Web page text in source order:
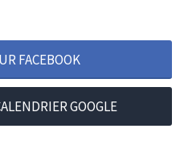
FACEBOOK
GOOGLE